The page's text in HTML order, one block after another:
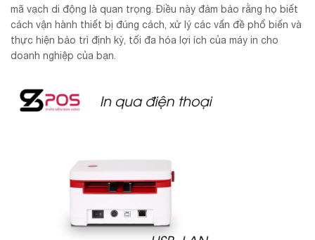
mã vạch di động là quan trọng. Điều này đảm bảo rằng họ biết
cách vận hành thiết bị đúng cách, xử lý các vấn đề phổ biến và
thực hiện bảo trì định kỳ, tối đa hóa lợi ích của máy in cho
doanh nghiệp của bạn.